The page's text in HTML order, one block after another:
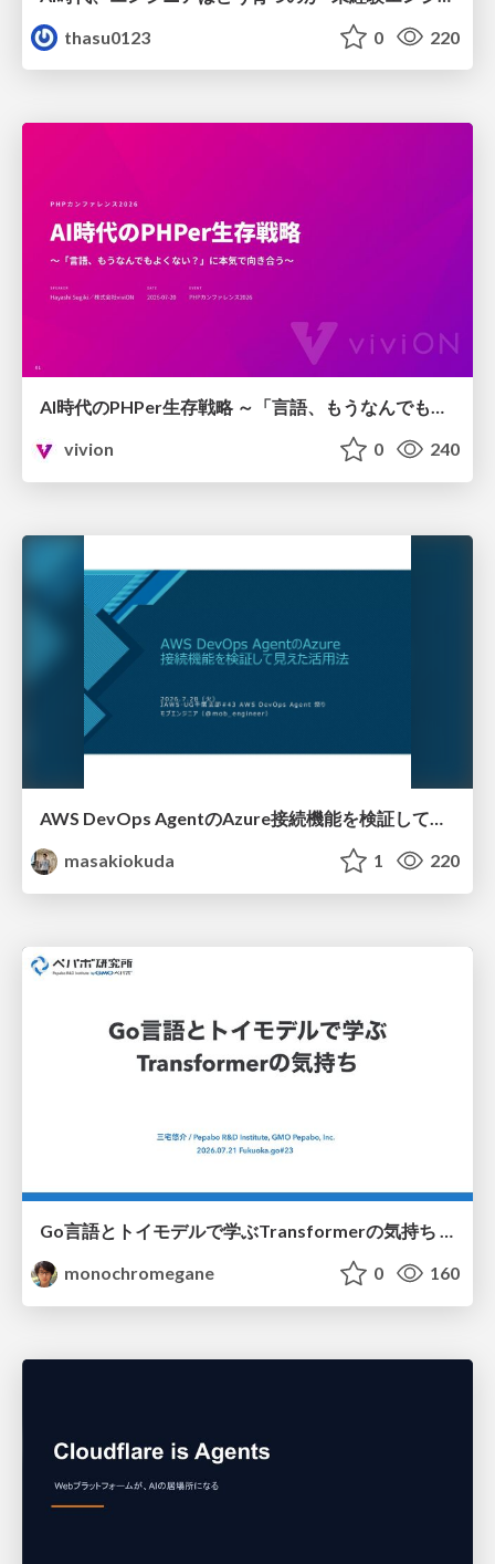
thasu0123
0 220
AI時代のPHPer生存戦略 ～「言語、もうなんでもよくない？」に本気で向き合う～
vivion
0 240
AWS DevOps AgentのAzure接続機能を検証して見えた活用法／Use Cases Verified for the AWS DevOps Agent's Azure Connectivity Feature
masakiokuda
1 220
monochromegane
0 160